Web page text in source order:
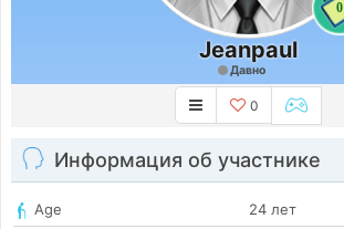
0
Jeanpaul
Давно
0
Информация об участнике
Age
24 лет